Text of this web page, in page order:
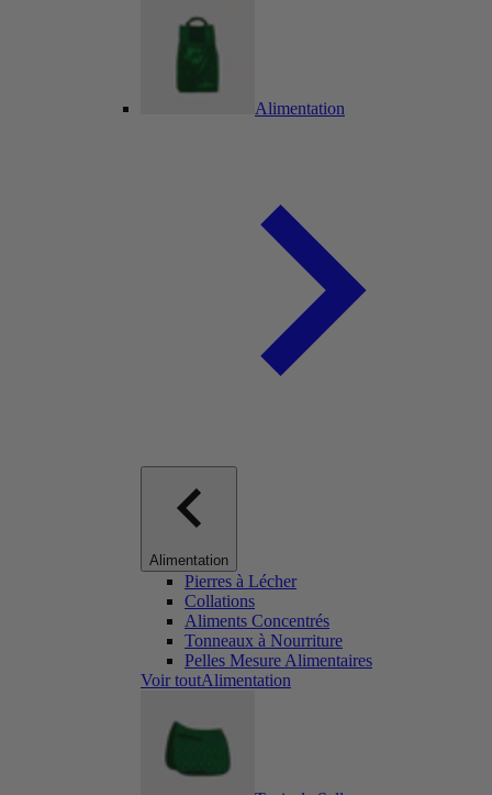
Alimentation
Alimentation
Pierres à Lécher
Collations
Aliments Concentrés
Tonneaux à Nourriture
Pelles Mesure Alimentaires
Voir toutAlimentation